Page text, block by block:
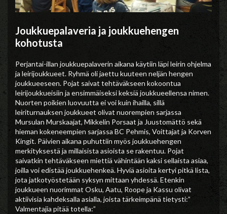
Joukkuepalaveria ja joukkuehengen
kohotusta
Perjantai-illan joukkuepalaverin aikana käytiin läpi leirin ohjelma
ja leirijoukkueet. Ryhmä oli jaettu kuuteen neljän hengen
joukkueeseen. Pojat saivat tehtäväkseen kokoontua
leirijoukkueisiin ja ensimmäiseksi keksiä joukkueellensa nimen.
Nuorten poikien luovuutta ei voi kuin ihailla, sillä
leiriturnauksen joukkueet olivat nuorempien sarjassa
Mursulan Murskaajat, Mikkelin Porsaat ja Juustomättö sekä
hieman kokeneempien sarjassa BC Pehmis, Voittajat ja Korven
Kingit. Päivien aikana puhuttiin myös joukkuehengen
merkityksestä ja millaisista asioista se rakentuu. Pojat
saivatkin tehtäväkseen miettiä vähintään kaksi sellaista asiaa,
joilla voi edistää joukkuehenkeä. Hyviä asioita kertyi pitkä lista,
jota jatkotyöstetään syksyn mittaan yhdessä. Etenkin
joukkueen nuorimmat Osku, Aatu, Roope ja Kassu olivat
aktiivisia kahdeksalla asialla, joista tärkeimpänä tietysti:”
Valmentajia pitää totella:”